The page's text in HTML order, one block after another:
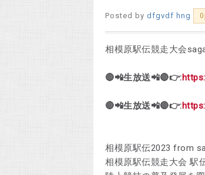
Posted by dfgvdf hng
相模原駅伝競走大会
🔴📲生放送📲🔴👉:
🔴📲生放送📲🔴👉:
相模原駅伝2023 from
相模原駅伝競走大会 駅